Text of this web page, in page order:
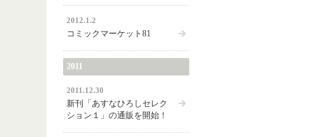
2012.1.2
コミックマーケット81
2011
2011.12.30
新刊「あすなひろしセレク
ション１」の通販を開始！